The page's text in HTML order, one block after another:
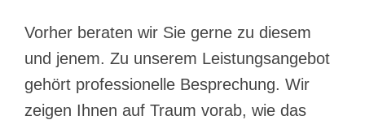
Vorher beraten wir Sie gerne zu diesem
und jenem. Zu unserem Leistungsangebot
gehört professionelle Besprechung. Wir
zeigen Ihnen auf Traum vorab, wie das